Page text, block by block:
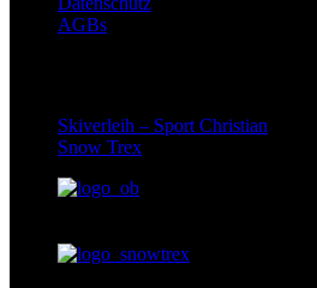
AGBs
Skiverleih – Sport Christian
Snow Trex